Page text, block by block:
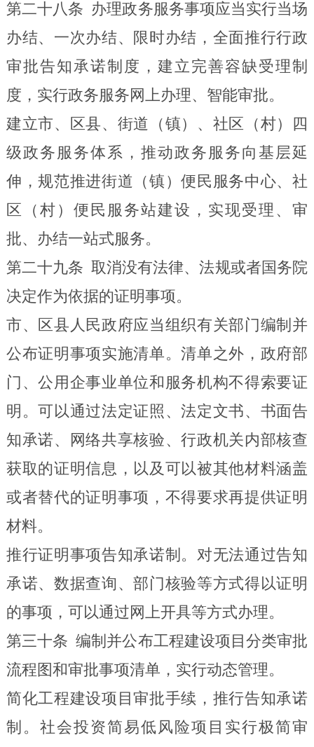
第二十八条 办理政务服务事项应当实行当场
办结、一次办结、限时办结， 全面推行行政
审批告知承诺制度，建立完善容缺受理制
度，实行政务服务网上办理、智能审批。
建立市、区县、街道
（镇） 、社区 （村）
四
级政务服务体系，推动政务服务向基层延
伸，规范推进街道 （镇）便民服务中心、社
区
（ 村 ）便民服务站建设，实现受理、审
批、办结一站式服务。
第二十九条 取消没有法律、法规或者国务院
决定作为依据的证明事项。
市、区县人民政府应当组织有关部门编制并
公布证明事项实施清单。清单之外，政府部
门、公用企事业单位和服务机构不得索要证
明。可以通过法定证照、法定文书、书面告
知承诺、网络共享核验、行政机关内部核查
获取的证明信息，以及可以被其他材料涵盖
或者替代的证明事项，不得要求再提供证明
材料。
推行证明事项告知承诺制。对无法通过告知
承诺、数据查询、部门核验等方式得以证明
的事项，可以通过网上开具等方式办理。
第三十条 编制并公布工程建设项目分类审批
流程图和审批事项清单，实行动态管理。
简化工程建设项目审批手续，推行告知承诺
制。社会投资简易低风险项目实行极简审